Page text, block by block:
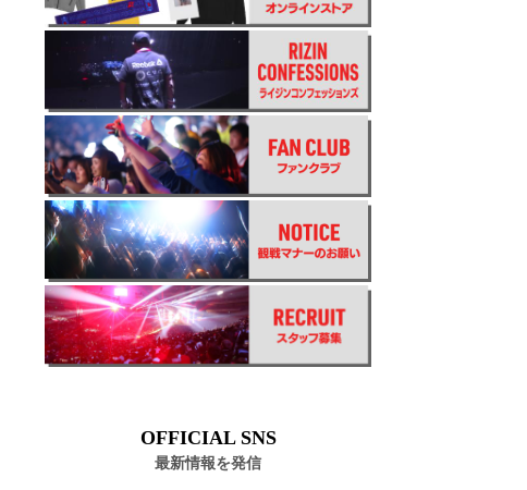
OFFICIAL SNS
最新情報を発信